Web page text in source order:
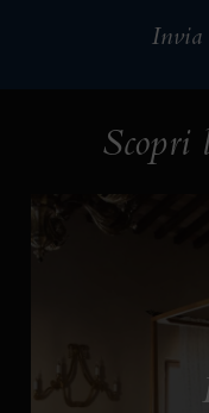
Invia
Scopri